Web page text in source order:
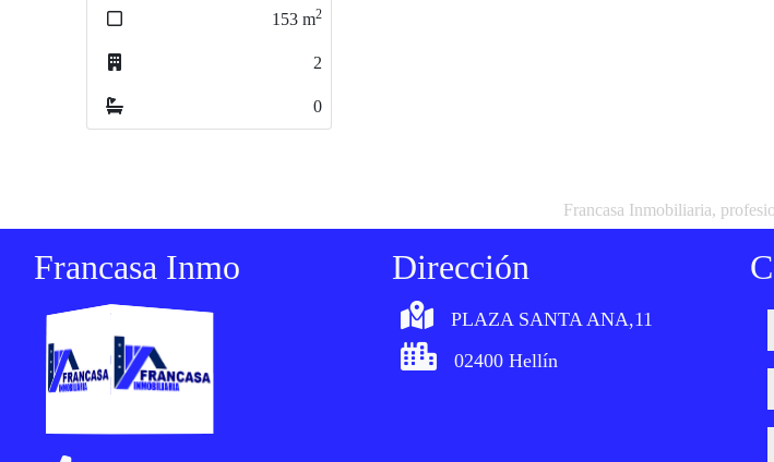
153 m2
2
0
Francasa Inmobiliaria,
Francasa Inmo Dirección
PLAZA SANTA ANA,11
02400 Hellín